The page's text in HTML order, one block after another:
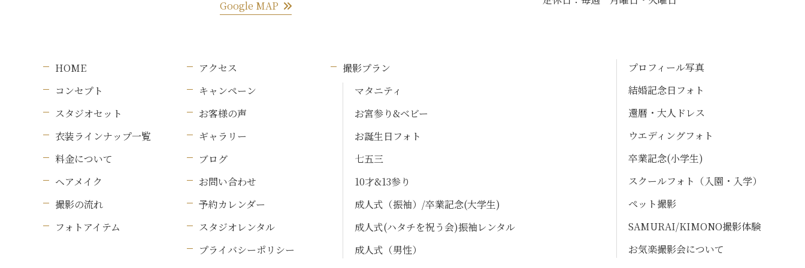
Google MAP
HOME
コンセプト
スタジオセット
衣装ラインナップ一覧
料金について
ヘアメイク
撮影の流れ
フォトアイテム
アクセス
キャンペーン
お客様の声
ギャラリー
ブログ
お問い合わせ
予約カレンダー
スタジオレンタル
プライバシーポリシー
撮影プラン
マタニティ
お宮参り&ベビー
お誕生日フォト
七五三
10才&13参り
成人式（振袖）/卒業記念(大学生)
成人式(ハタチを祝う会)振袖レンタル
成人式（男性）
プロフィール写真
結婚記念日フォト
還暦・大人ドレス
ウエディングフォト
卒業記念(小学生)
スクールフォト（入園・入学）
ペット撮影
SAMURAI/KIMONO撮影体験
お気楽撮影会について